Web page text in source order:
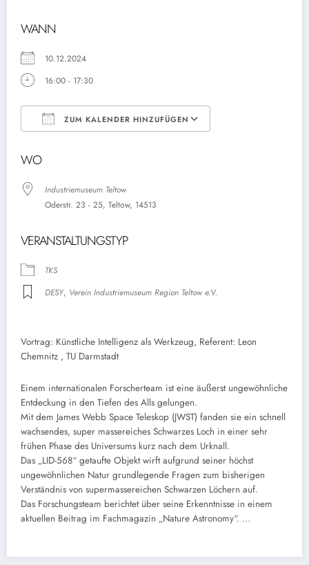
WANN
10.12.2024
16:00 - 17:30
ZUM KALENDER HINZUFÜGEN
WO
Industriemuseum Teltow
Oderstr. 23 - 25, Teltow, 14513
VERANSTALTUNGSTYP
TKS
DESY, Verein Industriemuseum Region Teltow e.V.
Vortrag: Künstliche Intelligenz als Werkzeug, Referent: Leon
Chemnitz , TU Darmstadt
Einem internationalen Forscherteam ist eine äußerst ungewöhnliche
Entdeckung in den Tiefen des Alls gelungen.
Mit dem James Webb Space Teleskop (JWST) fanden sie ein schnell
wachsendes, super massereiches Schwarzes Loch in einer sehr
frühen Phase des Universums kurz nach dem Urknall.
Das „LID-568“ getaufte Objekt wirft aufgrund seiner höchst
ungewöhnlichen Natur grundlegende Fragen zum bisherigen
Verständnis von supermassereichen Schwarzen Löchern auf.
Das Forschungsteam berichtet über seine Erkenntnisse in einem
aktuellen Beitrag im Fachmagazin „Nature Astronomy“. …